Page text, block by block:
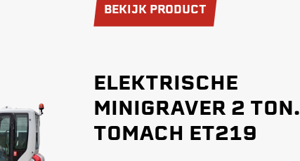
BEKIJK PRODUCT
ELEKTRISCHE
MINIGRAVER 2 TON.
TOMACH ET219